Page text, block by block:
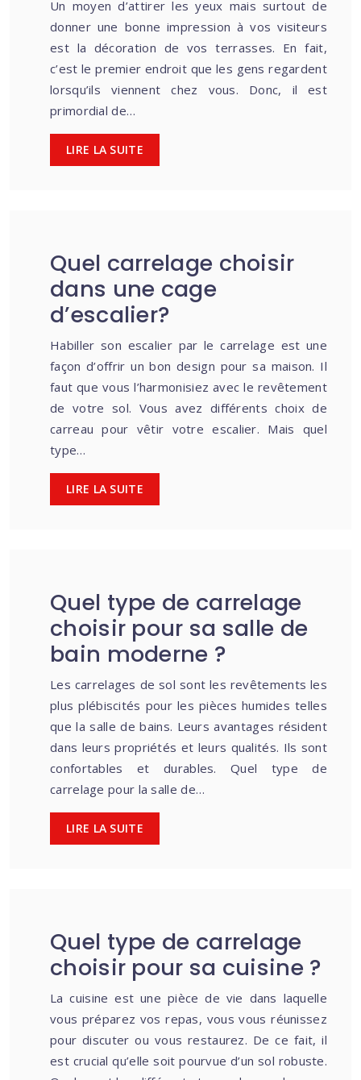
Un moyen d’attirer les yeux mais surtout de
donner une bonne impression à vos visiteurs
est la décoration de vos terrasses. En fait,
c’est le premier endroit que les gens regardent
lorsqu’ils viennent chez vous. Donc, il est
primordial de…
LIRE LA SUITE
Quel carrelage choisir
dans une cage
d’escalier?
Habiller son escalier par le carrelage est une
façon d’offrir un bon design pour sa maison. Il
faut que vous l’harmonisiez avec le revêtement
de votre sol. Vous avez différents choix de
carreau pour vêtir votre escalier. Mais quel
type…
LIRE LA SUITE
Quel type de carrelage
choisir pour sa salle de
bain moderne ?
Les carrelages de sol sont les revêtements les
plus plébiscités pour les pièces humides telles
que la salle de bains. Leurs avantages résident
dans leurs propriétés et leurs qualités. Ils sont
confortables et durables. Quel type de
carrelage pour la salle de…
LIRE LA SUITE
Quel type de carrelage
choisir pour sa cuisine ?
La cuisine est une pièce de vie dans laquelle
vous préparez vos repas, vous vous réunissez
pour discuter ou vous restaurez. De ce fait, il
est crucial qu’elle soit pourvue d’un sol robuste.